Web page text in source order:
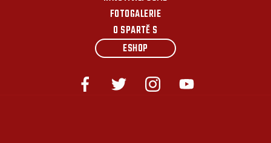
FOTOGALERIE
O SPARTĚ S
ESHOP